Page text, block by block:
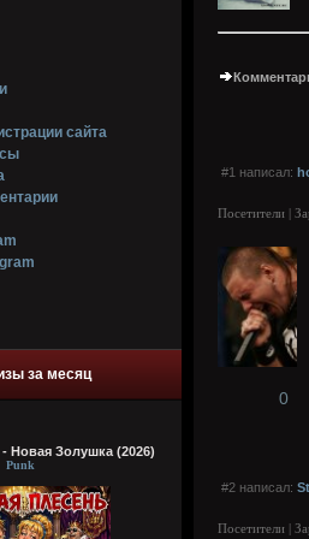
сайта
за месяц
Новая Золушка (2026)
Punk
#1 написал:
Посетители |
0
#2 написал:
Посетители |